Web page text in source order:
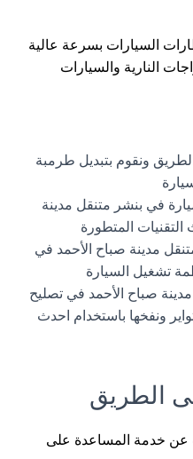
السيارات بسرعة عالية
النارية والسيارات
ونقوم بتبديل طرمبة
في بنشر متنقل مدينة
المتطورة
مدينة صباح الأحمد في
تشغيل السيارة
مدينة صباح الأحمد في تصليح
ونفخها باستخدام احدث
الطريق
عن خدمة المساعدة على